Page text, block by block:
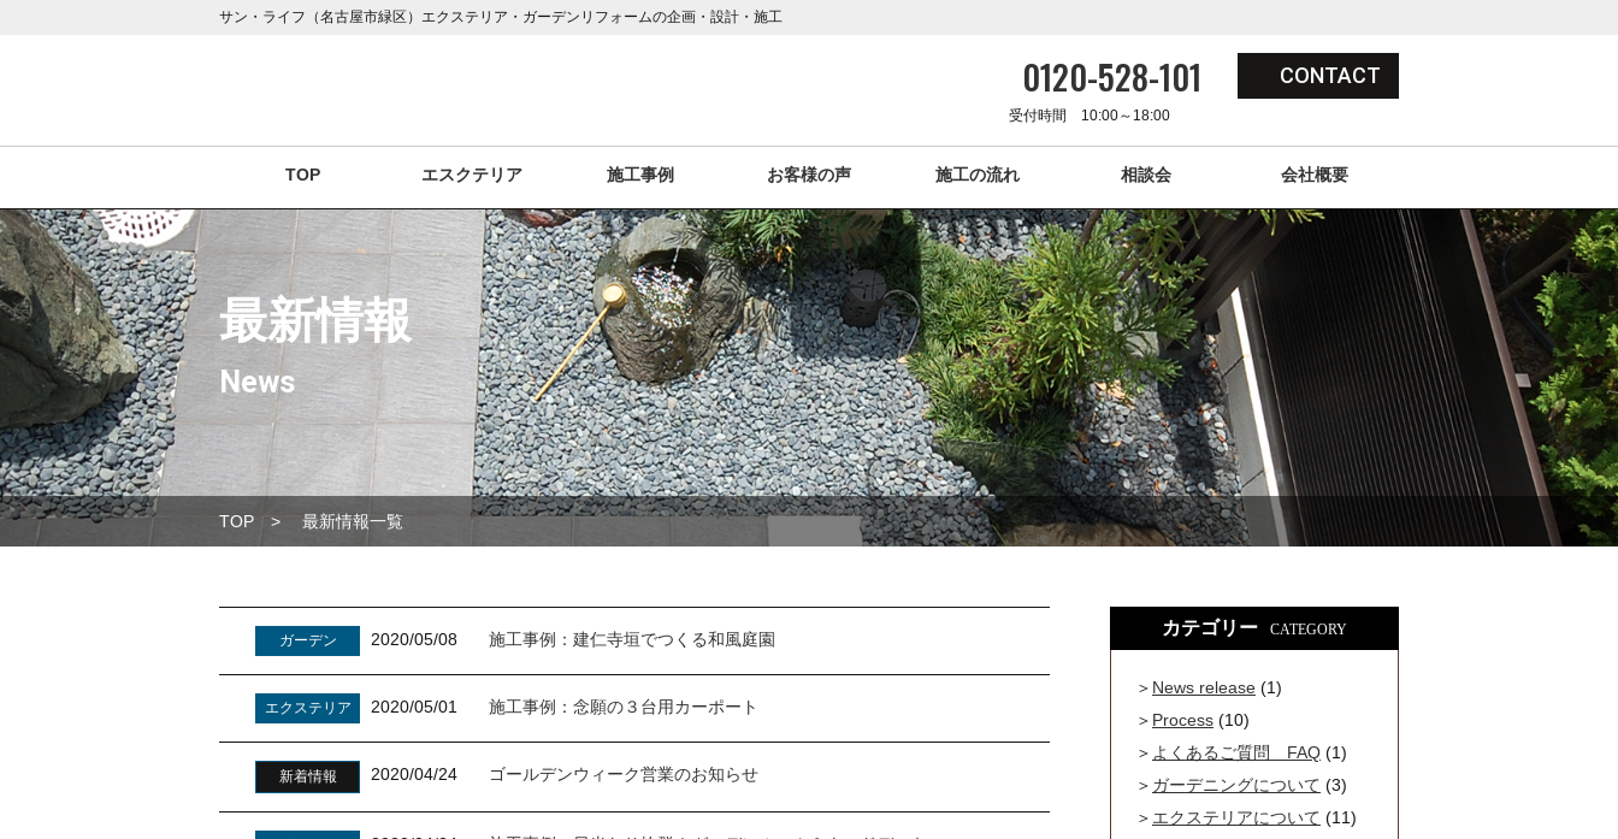
サン・ライフ（名古屋市緑区）エクステリア・ガーデンリフォームの企画・設計・施工
CONTACT
0120-528-101
受付時間 10:00～18:00
TOP エスクテリア 施工事例 お客様の声 施工の流れ 相談会 会社概要
最新情報
News
TOP 最新情報一覧
ガーデン 2020/05/08 施工事例：建仁寺垣でつくる和風庭園
エクステリア 2020/05/01 施工事例：念願の３台用カーポート
新着情報 2020/04/24 ゴールデンウィーク営業のお知らせ
カテゴリー CATEGORY
News release (1)
Process (10)
よくあるご質問 FAQ (1)
ガーデニングについて (3)
エクステリアについて (11)